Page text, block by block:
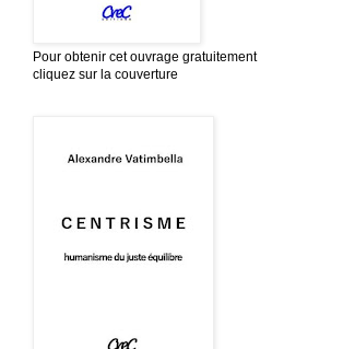
Pour obtenir cet ouvrage gratuitement
cliquez sur la couverture